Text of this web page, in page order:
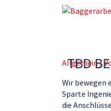
TBD
Allgemein/
Wir bewegen
Sparte
die